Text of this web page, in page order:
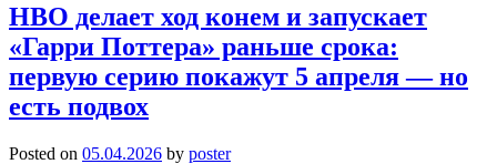
HBO делает ход конем и запускает
«Гарри Поттера» раньше срока:
первую серию покажут 5 апреля — но
есть подвох
Posted on 05.04.2026 by poster